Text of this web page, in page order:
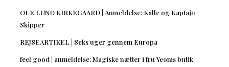
OLE LUND KIRKEGAARD | Anmeldelse: Kalle og Kaptajn
Skipper
REJSEARTIKEL | Seks uger gennem Europa
feel good | anmeldelse: Magiske nætter i fru Yeoms butik